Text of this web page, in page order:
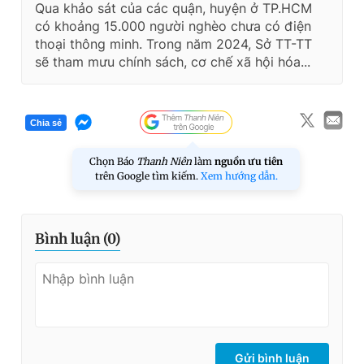
Qua khảo sát của các quận, huyện ở TP.HCM
có khoảng 15.000 người nghèo chưa có điện
thoại thông minh. Trong năm 2024, Sở TT-TT
sẽ tham mưu chính sách, cơ chế xã hội hóa...
Chia sẻ
Chọn Báo Thanh Niên làm nguồn ưu tiên
trên Google tìm kiếm. Xem hướng dẫn.
Bình luận (0)
Gửi bình luận